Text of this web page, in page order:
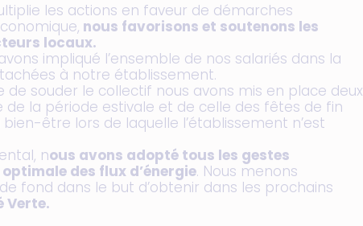
les actions en faveur de démarches
nous favorisons et soutenons les
locaux.
impliqué l’ensemble de nos salariés dans la
à notre établissement.
de souder le collectif nous avons mis en place deux
de la période estivale et de celle des fêtes de fin
bien-être lors de laquelle l’établissement n’est
nous avons adopté tous les gestes
des flux d’énergie. Nous menons
fond dans le but d’obtenir dans les prochains
Verte.